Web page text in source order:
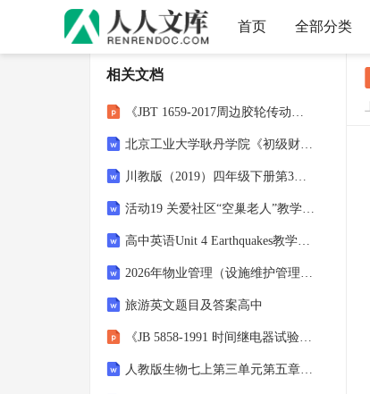
首页 全部分类
相关文档
《JBT 1659-2017周边胶轮传动式浓缩机》专题研究报告
北京工业大学耿丹学院《初级财务管理》2025-2026学年期末试卷
川教版（2019）四年级下册第3节 巧用图章与随机数教学设计
活动19 关爱社区“空巢老人”教学设计小学劳动北师大版五年级-北师大版
高中英语Unit 4 Earthquakes教学设计
2026年物业管理（设施维护管理）试题及答案
旅游英文题目及答案高中
《JB 5858-1991 时间继电器试验程序和试验方法》专题研究报告
人教版生物七上第三单元第五章第二节《绿色植物的呼吸作用》教学设计